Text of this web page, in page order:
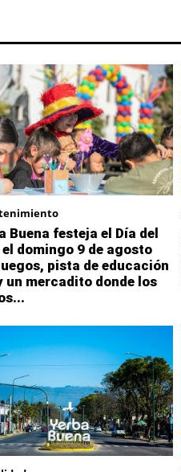
Buena festeja el Día del
el domingo 9 de agosto
pista de educación
un mercadito donde los